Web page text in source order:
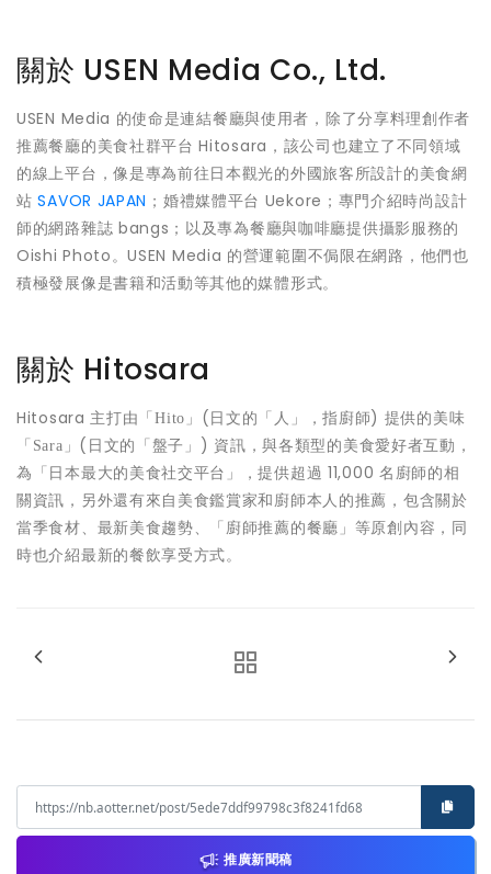
關於 USEN Media Co., Ltd.
USEN Media 的使命是連結餐廳與使用者，除了分享料理創作者
推薦餐廳的美食社群平台 Hitosara，該公司也建立了不同領域
的線上平台，像是專為前往日本觀光的外國旅客所設計的美食網
站SAVOR JAPAN ；婚禮媒體平台 Uekore；專門介紹時尚設計
師的網路雜誌 bangs；以及專為餐廳與咖啡廳提供攝影服務的
Oishi Photo。USEN Media 的營運範圍不侷限在網路，他們也
積極發展像是書籍和活動等其他的媒體形式。
關於 Hitosara
Hitosara 主打由「Hito 」(日文的「人」，指廚師) 提供的美味
「 Sara 」(日文的「盤子」) 資訊，與各類型的美食愛好者互動，
為「日本最大的美食社交平台」，提供超過 11,000 名廚師的相
關資訊，另外還有來自美食鑑賞家和廚師本人的推薦，包含關於
當季食材、最新美食趨勢、「廚師推薦的餐廳」等原創內容，同
時也介紹最新的餐飲享受方式。
推廣新聞稿